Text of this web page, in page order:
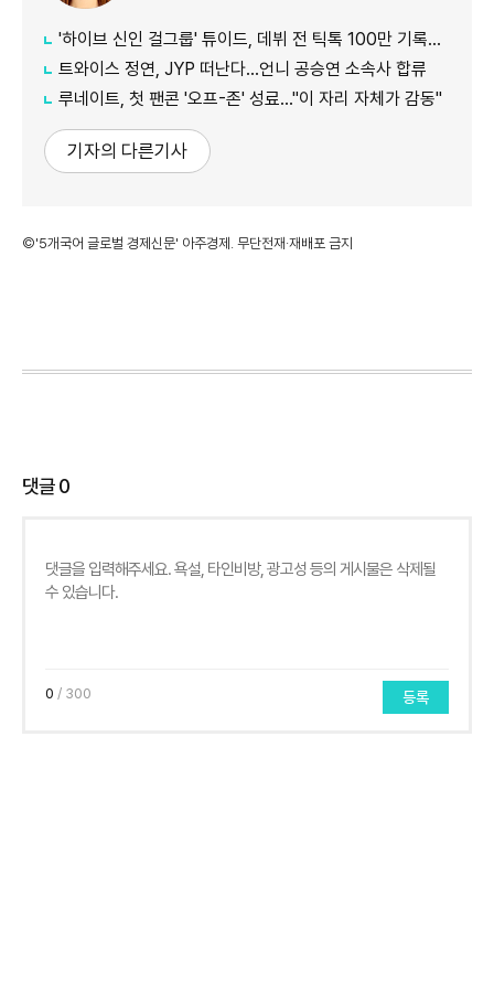
'하이브 신인 걸그룹' 튜이드, 데뷔 전 틱톡 100만 기록…24일 타이틀곡 발매
트와이스 정연, JYP 떠난다…언니 공승연 소속사 합류
루네이트, 첫 팬콘 '오프-존' 성료…"이 자리 자체가 감동"
기자의 다른기사
©'5개국어 글로벌 경제신문' 아주경제. 무단전재·재배포 금지
댓글0
0 / 300 등록